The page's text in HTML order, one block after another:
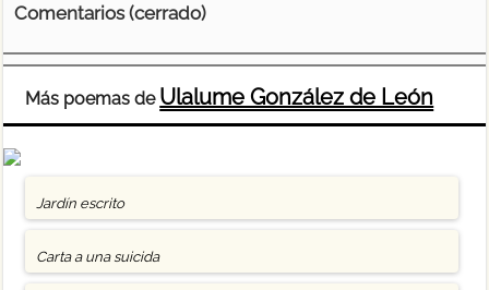
Comentarios (cerrado)
Más poemas de Ulalume González de León
Jardín escrito
Carta a una suicida